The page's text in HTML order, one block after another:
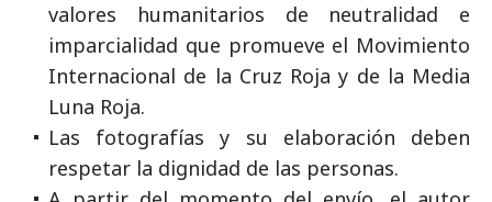
valores humanitarios de neutralidad e
imparcialidad que promueve el Movimiento
Internacional de la Cruz Roja y de la Media
Luna Roja.
Las fotografías y su elaboración deben
respetar la dignidad de las personas.